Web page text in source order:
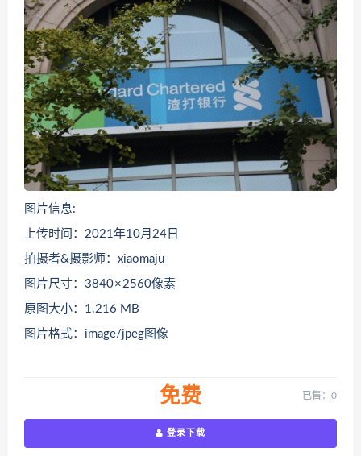
图片信息:
上传时间：2021年10月24日
拍摄者&摄影师：xiaomaju
图片尺寸：3840 × 2560像素
原图大小：1.216 MB
图片格式：image/jpeg图像
免费 已售：0
登录下载